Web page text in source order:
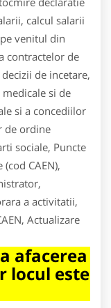
calcul salarii
venitul din
contractelor de
de incetare,
si de
si a concediilor
de ordine
sociale, Puncte
CAEN),
a activitatii,
Actualizare
afacerea
locul este